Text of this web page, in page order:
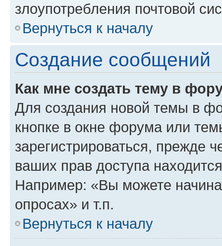
злоупотребления почтовой
Вернуться к началу
Создание сообщений
Как мне создать тему в
Для создания новой темы в
кнопке в окне форума или
зарегистрироваться, прежде
ваших прав доступа
Например: «Вы можете
опросах» и т.п.
Вернуться к началу